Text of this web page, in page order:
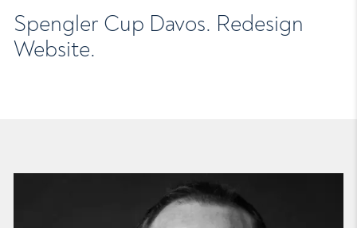
Spengler Cup Davos. Redesign
Website.